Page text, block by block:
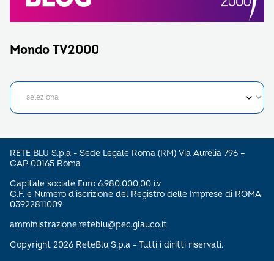
Mondo TV2000
RETE BLU S.p.a - Sede Legale Roma (RM) Via Aurelia 796 –
CAP 00165 Roma
Capitale sociale Euro 6.980.000,00 i.v
C.F. e Numero d’iscrizione del Registro delle Imprese di ROMA
03922811009
amministrazione.reteblu@pec.glauco.it
Copyright 2026 ReteBlu S.p.a - Tutti i diritti riservati.